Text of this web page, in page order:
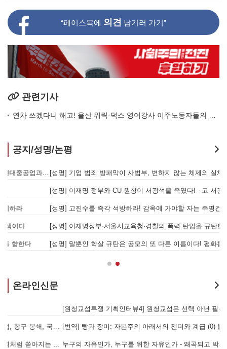
“페이스북에 의견 남기러 가기”
관련기사
공지/성명/논평
[성명] 기업 범죄 방패막이 사법부, 변하지 않는 체제의 실체 - 아리셀 참사 주범 박순관 4년 선고에 부쳐
[성명] 이재명 정부와 CU 원청이 서광석을 죽였다! - 고 서광석 동지의 죽음을 애도하며
[성명] 고진수를 즉각 석방하라! 감옥에 가야할 자는 주명건과 정근식이다!
[성명] 이재명정부·서울시교육청·경찰의 폭력 탄압을 규탄한다! 지혜복 교사와 연대자들을 즉각 석방하라!
[성명] 말뿐인 학살 규탄은 공모의 또 다른 이름이다! 평화활동가 여권 무효화 지금 당장 철회하라!
온라인신문
[원청교섭투쟁 기획인터뷰4] 원청교섭은 선택 아닌 필수! 7.15 총파업은 자본에 원청교섭 시작을 알리는 첫걸음이자 선전포고다
[번역] 빵과 장미: 자본주의 아래서의 젠더와 계급 (0) 들어가며
누구의 자유인가, 누구를 위한 자유인가 - 왜곡되고 박제된 광주를 넘어